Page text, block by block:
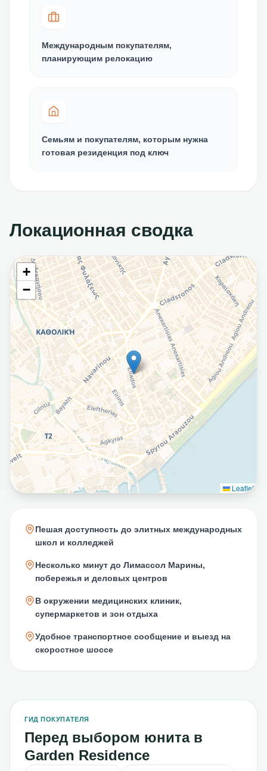
Международным покупателям,
планирующим релокацию
Семьям и покупателям, которым нужна
готовая резиденция под ключ
Локационная сводка
+
−
Leaflet
Пешая доступность до элитных международных
школ и колледжей
Несколько минут до Лимассол Марины,
побережья и деловых центров
В окружении медицинских клиник,
супермаркетов и зон отдыха
Удобное транспортное сообщение и выезд на
скоростное шоссе
ГИД ПОКУПАТЕЛЯ
Перед выбором юнита в
Garden Residence